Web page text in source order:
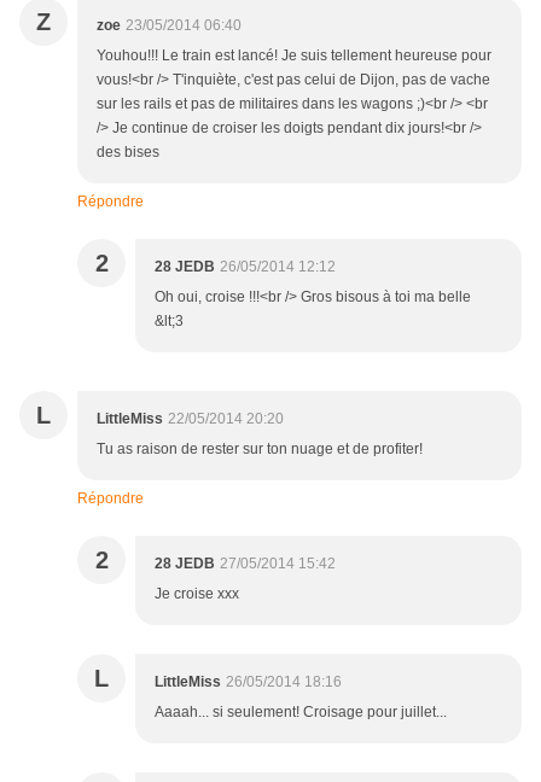
Z zoe 23/05/2014 06:40
Youhou!!! Le train est lancé! Je suis tellement heureuse pour
vous!<br /> T'inquiète, c'est pas celui de Dijon, pas de vache
sur les rails et pas de militaires dans les wagons ;)<br /> <br
/> Je continue de croiser les doigts pendant dix jours!<br />
des bises
Répondre
2 28 JEDB 26/05/2014 12:12
Oh oui, croise !!!<br /> Gros bisous à toi ma belle
&lt;3
L LittleMiss 22/05/2014 20:20
Tu as raison de rester sur ton nuage et de profiter!
Répondre
2 28 JEDB 27/05/2014 15:42
Je croise xxx
L LittleMiss 26/05/2014 18:16
Aaaah... si seulement! Croisage pour juillet...